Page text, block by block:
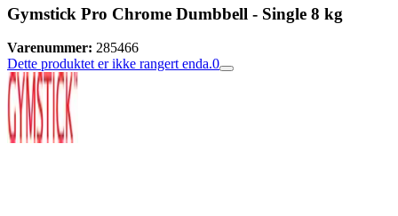
Gymstick Pro Chrome Dumbbell - Single 8 kg
Varenummer: 285466
Dette produktet er ikke rangert enda.0